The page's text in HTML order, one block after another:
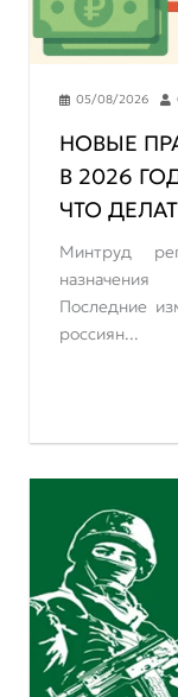
05/08/2026
НОВЫЕ
В 2026
ЧТО
Минтруд
назначения
Последние
россиян...